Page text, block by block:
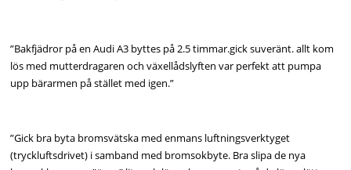
”Bakfjädror på en Audi A3 byttes på 2.5 timmar.gick suveränt. allt kom
lös med mutterdragaren och växellådslyften var perfekt att pumpa
upp bärarmen på stället med igen.”
”Gick bra byta bromsvätska med enmans luftningsverktyget
(tryckluftsdrivet) i samband med bromsokbyte. Bra slipa de nya